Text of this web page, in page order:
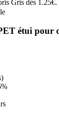
étui pour